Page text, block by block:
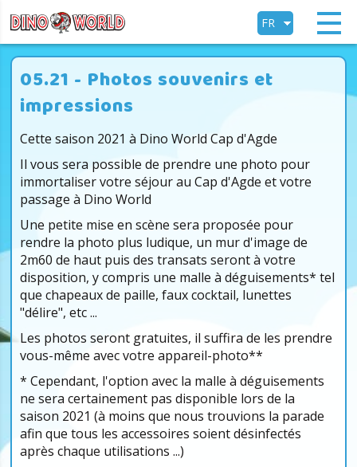
FR
EN
05.21 - Photos souvenirs et
impressions
Cette saison 2021 à Dino World Cap d'Agde
Il vous sera possible de prendre une photo pour
immortaliser votre séjour au Cap d'Agde et votre
passage à Dino World
Une petite mise en scène sera proposée pour
rendre la photo plus ludique, un mur d'image de
2m60 de haut puis des transats seront à votre
disposition, y compris une malle à déguisements* tel
que chapeaux de paille, faux cocktail, lunettes
"délire", etc ...
Les photos seront gratuites, il suffira de les prendre
vous-même avec votre appareil-photo**
* Cependant, l'option avec la malle à déguisements
ne sera certainement pas disponible lors de la
saison 2021 (à moins que nous trouvions la parade
afin que tous les accessoires soient désinfectés
après chaque utilisations ...)